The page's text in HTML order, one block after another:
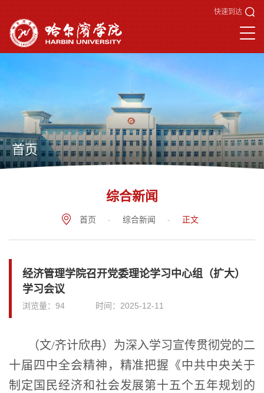
快速到达
首页
综合新闻
首页 - 综合新闻 - 正文
经济管理学院召开党委理论学习中心组（扩大）
学习会议
浏览量： 94 时间： 2025-12-11
（文/齐计欣冉）为深入学习宣传贯彻党的二
十届四中全会精神，精准把握《中共中央关于
制定国民经济和社会发展第十五个五年规划的